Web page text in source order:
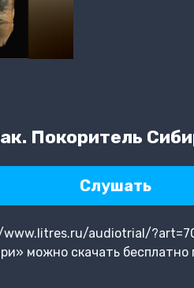
Покоритель
Слушать
audiotrial/
можно скачать бесплатно